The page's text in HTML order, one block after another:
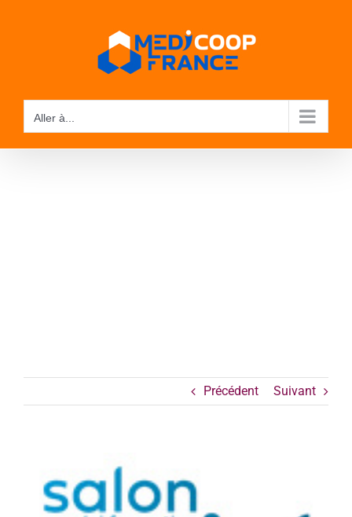
Aller à...
Précédent Suivant
l'image
agrandie